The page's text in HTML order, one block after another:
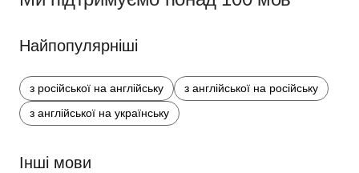
Найпопулярніші
з російської на англійську
з англійської на російську
з англійської на українську
Інші мови